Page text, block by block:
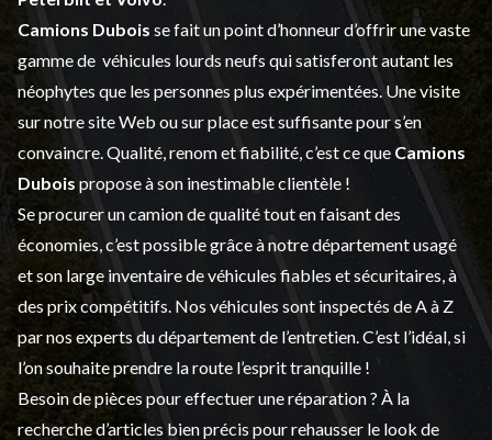
Camions Dubois se fait un point d’honneur d’offrir une vaste
gamme de véhicules lourds neufs qui satisferont autant les
néophytes que les personnes plus expérimentées. Une visite
sur notre site Web ou sur place est suffisante pour s’en
convaincre. Qualité, renom et fiabilité, c’est ce que Camions
Dubois propose à son inestimable clientèle !
Se procurer un camion de qualité tout en faisant des
économies, c’est possible grâce à notredépartement usagé
et son large inventaire de véhicules fiables et sécuritaires, à
des prix compétitifs. Nos véhicules sont inspectés de A à Z
par nos experts du département de l’entretien . C’est l’idéal, si
l’on souhaite prendre la route l’esprit tranquille !
Besoin de pièces pour effectuer une réparation ? À la
recherche d’articles bien précis pour rehausser le look de